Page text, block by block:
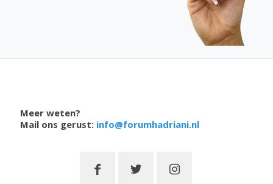
Meer weten?
Mail ons gerust: info@forumhadriani.nl